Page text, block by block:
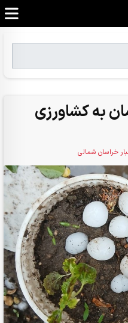
تومان به کشاورزی
خراسان شمالی